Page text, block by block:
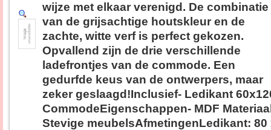
wijze met elkaar verenigd. De combinatie
van de grijsachtige houtskleur en de
zachte, witte verf is perfect gekozen.
Opvallend zijn de drie verschillende
ladefrontjes van de commode. Een
gedurfde keus van de ontwerpers, maar
zeker geslaagd!Inclusief- Ledikant
CommodeEigenschappen- MDF
Stevige meubelsAfmetingenLedikant: 80